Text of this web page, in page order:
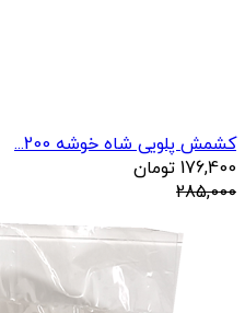
کشمش پلویی شاه خوشه 200...
176,400 تومان
285,000